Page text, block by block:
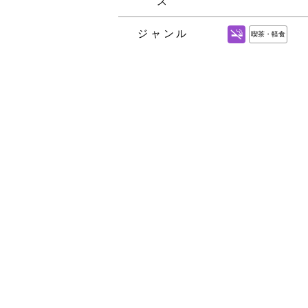
ジャンル 喫茶・軽食